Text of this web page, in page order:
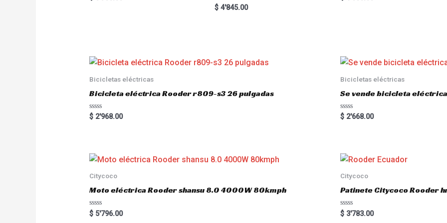
5.00
Rated
5.00
$ 4'845.00
5.00
Bicicletas eléctricas
Bicicleta eléctrica Rooder r809-s3 26 pulgadas
R
a
o
u
o
f
5
$2'968.00
Bicicletas eléctricas
Se vende bicicleta
R
a
o
u
o
f
5
$ 2'668.00
Citycoco
Moto eléctrica Rooder shansu 8.0 4000W 80kmph
R
a
$5'796.00
Citycoco
Patinete Citycoco Rooder
R
a
$ 3'783.00